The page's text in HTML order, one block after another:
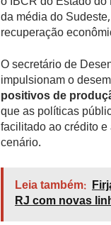
da média do
recuperação
O secretário de
impulsionam o
positivos de
que as políticas
facilitado ao crédito
cenário.
Leia também:
RJ com novas